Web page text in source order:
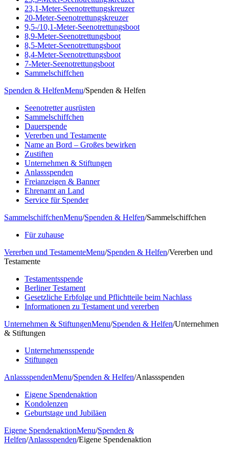
23,1-Meter-Seenotrettungskreuzer
20-Meter-Seenotrettungskreuzer
9,5-/10,1-Meter-Seenotrettungsboot
8,9-Meter-Seenotrettungsboot
8,5-Meter-Seenotrettungsboot
8,4-Meter-Seenotrettungsboot
7-Meter-Seenotrettungsboot
Sammelschiffchen
Spenden & HelfenMenu/Spenden & Helfen
Seenotretter ausrüsten
Sammelschiffchen
Dauerspende
Vererben und Testamente
Name an Bord – Großes bewirken
Zustiften
Unternehmen & Stiftungen
Anlassspenden
Freianzeigen & Banner
Ehrenamt an Land
Service für Spender
SammelschiffchenMenu/Spenden & Helfen/Sammelschiffchen
Für zuhause
Vererben und TestamenteMenu/Spenden & Helfen/Vererben und
Testamente
Testamentsspende
Berliner Testament
Gesetzliche Erbfolge und Pflichtteile beim Nachlass
Informationen zu Testament und vererben
Unternehmen & StiftungenMenu/Spenden & Helfen/Unternehmen
& Stiftungen
Unternehmensspende
Stiftungen
AnlassspendenMenu/Spenden & Helfen/Anlassspenden
Eigene Spendenaktion
Kondolenzen
Geburtstage und Jubiläen
Eigene SpendenaktionMenu/Spenden &
Helfen/Anlassspenden/Eigene Spendenaktion